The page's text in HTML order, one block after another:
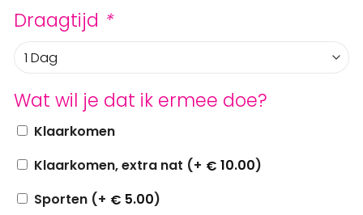
Draagtijd *
Wat wil je dat ik ermee doe?
Klaarkomen
Klaarkomen, extra nat (+ € 10.00)
Sporten (+ € 5.00)